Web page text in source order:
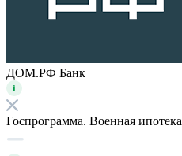
ДОМ.РФ Банк
Госпрограмма. Военная